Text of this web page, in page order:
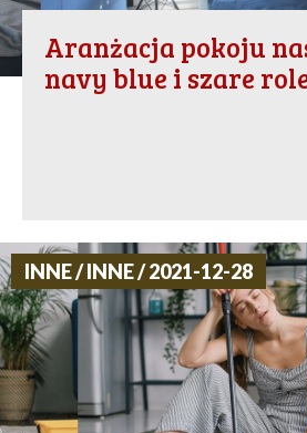
Aranżacja pokoju
navy blue i szare
INNE / INNE / 2021-12-28